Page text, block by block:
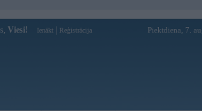
Viesi! Ienākt Reģistrācija Piektdiena, 7.